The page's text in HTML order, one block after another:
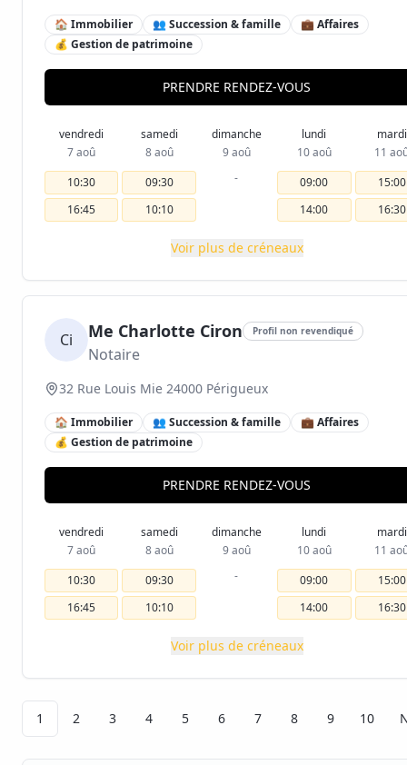
🏠 Immobilier 👥 Succession & famille
💼 Affaires
💰 Gestion de patrimoine
PRENDRE RENDEZ-VOUS
vendredi
7 aoû
10:30
16:45
samedi
8 aoû
09:30
10:10
dimanche
9 aoû
-
lundi
10 aoû
09:00
14:00
mardi
11
15:00
16:30
Voir plus de créneaux
Ci Me Charlotte Ciron Profil non revendiqué
Notaire
32 Rue Louis Mie 24000 Périgueux
🏠 Immobilier 👥 Succession & famille
💼 Affaires
💰 Gestion de patrimoine
PRENDRE RENDEZ-VOUS
vendredi
7 aoû
10:30
16:45
samedi
8 aoû
09:30
10:10
dimanche
9 aoû
-
lundi
10 aoû
09:00
14:00
mardi
11
15:00
16:30
Voir plus de créneaux
1 2 3 4 5 6 7 8 9 10